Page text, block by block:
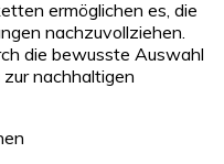
ermöglichen es, die
nachzuvollziehen.
die bewusste Auswahl
nachhaltigen